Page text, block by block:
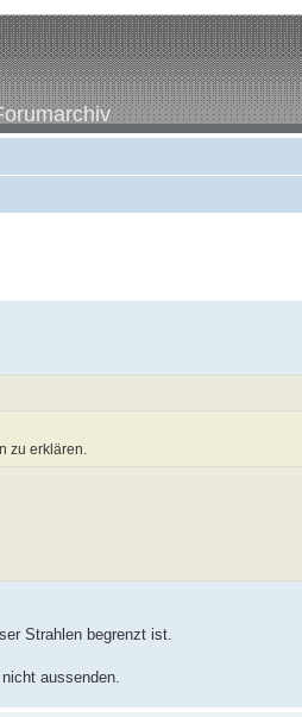
zu erklären.
Strahlen begrenzt ist.
aussenden.